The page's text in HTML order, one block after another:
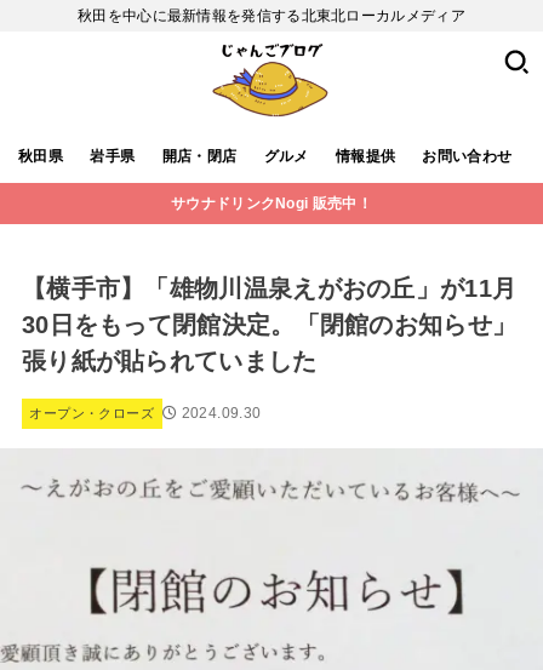
秋田を中心に最新情報を発信する北東北ローカルメディア
秋田県 岩手県 開店・閉店 グルメ 情報提供 お問い合わせ
サウナドリンクNogi 販売中！
【横手市】「雄物川温泉えがおの丘」が11月
30日をもって閉館決定。「閉館のお知らせ」
張り紙が貼られていました
オープン・クローズ 2024.09.30